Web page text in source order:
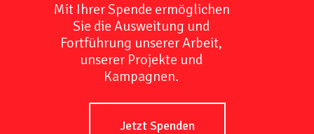
Mit Ihrer Spende ermöglichen
Sie die Ausweitung und
Fortführung unserer Arbeit,
unserer Projekte und
Kampagnen.
Jetzt Spenden